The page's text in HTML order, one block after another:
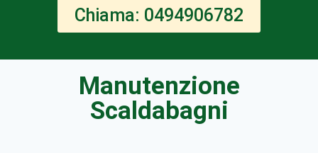
Chiama: 0494906782
Manutenzione
Scaldabagni